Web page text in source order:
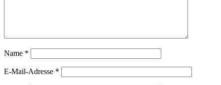
Name *
E-Mail-Adresse *